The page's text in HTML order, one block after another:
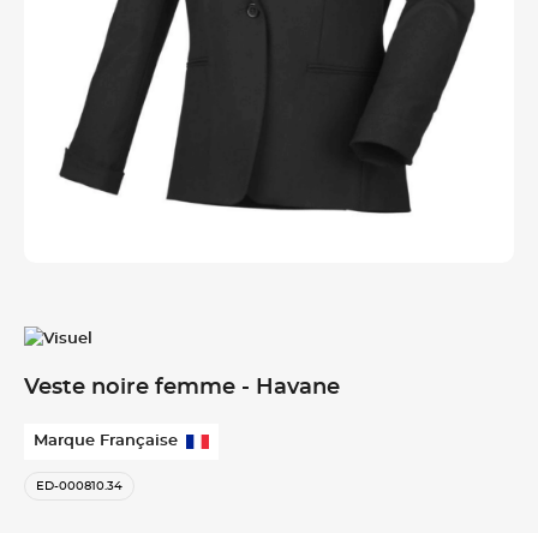
Veste noire femme - Havane
Marque Française
ED-000810.34